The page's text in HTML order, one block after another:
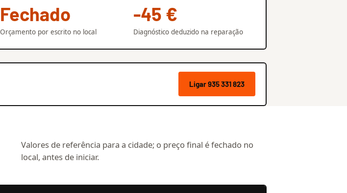
Fechado
Orçamento por escrito no local
-45 €
Diagnóstico deduzido na reparação
Ligar 935 331 823
Valores de referência para a cidade; o preço final é fechado no
local, antes de iniciar.